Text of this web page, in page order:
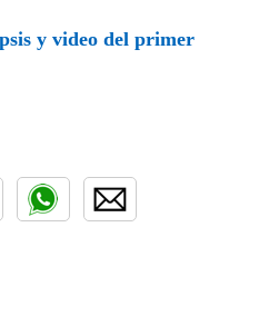
y video del primer